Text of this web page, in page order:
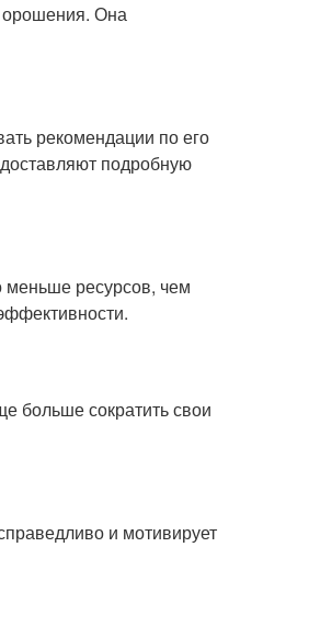
орошения. Она
рекомендации по его
подробную
ресурсов, чем
больше сократить свои
и мотивирует